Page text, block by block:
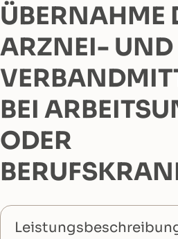
ÜBERNAHME
ARZNEI- UND
BEI
ODER